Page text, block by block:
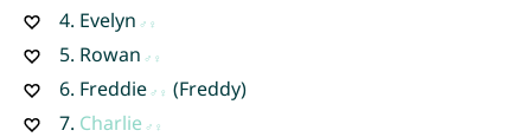
4. Evelyn
5. Rowan
6. Freddie
(Freddy)
7. Charlie